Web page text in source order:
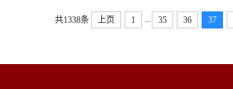
共1338条 上页 1 35 36 37